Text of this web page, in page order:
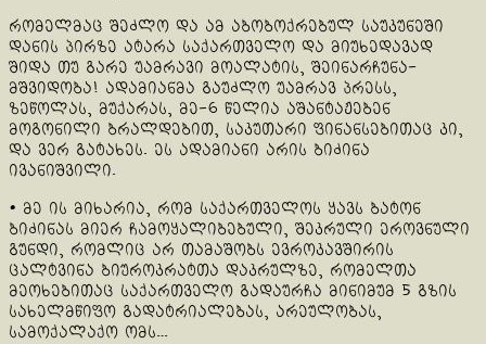
რომელმაც შეძლო და ამ აბობოქრებულ საუკუნეში
დანის პირზე ატარა საქართველო და მიუხედავად
შიდა თუ გარე უამრავი მოალატის, შეინარჩუნა-
მშვიდობა! ადამიანმა გაუძლო უამრავ პრესს,
ზეწოლას, მუქარას, მე-6 წელია აშანტაჟებენ
მოგონილი ბრალდებით, საკუთარი ფინანსებითაც კი,
და ვერ გატახეს. ეს ადამიანი არის ბიძინა
ივანიშვილი.
• მე ის მიხარია, რომ საქართველოს ყავს ბატონ
ბიძინას მიერ ჩამოყალიბებული, შეკრული ეროვნული
გუნდი, რომლიც არ თამაშობს ევროკავშირის
ცალტვინა ბიუროკრატთა დაკრულზე, რომელთა
მეოხებითაც საქართველო გადაურჩა მინიმუმ 5 გზის
სახელმწიფო გადატრიალებას, არეულობას,
სამოქალაქო ომს…